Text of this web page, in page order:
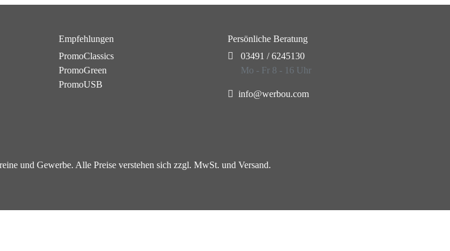
Empfehlungen
PromoClassics
PromoGreen
PromoUSB
Persönliche Beratung
03491 / 6245130
Mo - Fr 8 - 16 Uhr
info@werbou.com
und Gewerbe. Alle Preise verstehen sich zzgl. MwSt. und Versand.